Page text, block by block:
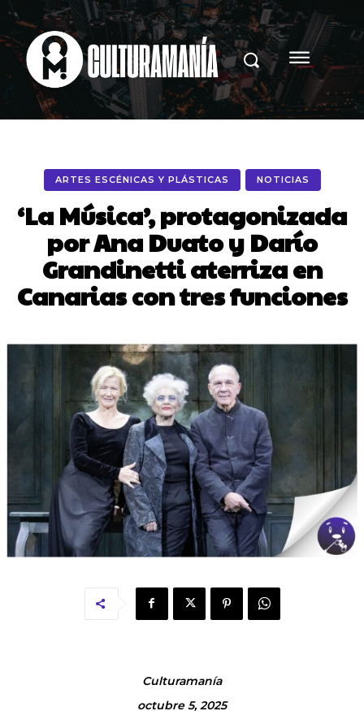
ARTES ESCÉNICAS Y PLÁSTICAS NOTICIAS
‘La Música’, protagonizada
por Ana Duato y Darío
Grandinetti aterriza en
Canarias con tres funciones
Culturamanía
octubre 5, 2025